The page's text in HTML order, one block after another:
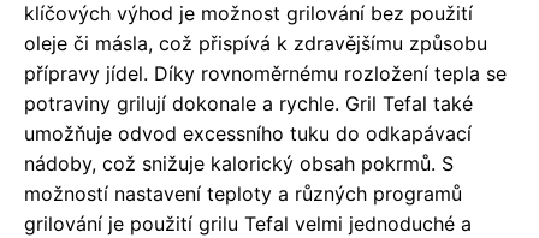
klíčových výhod je možnost grilování bez použití
oleje či másla, což přispívá k zdravějšímu způsobu
přípravy jídel. Díky rovnoměrnému rozložení tepla se
potraviny grilují dokonale a rychle. Gril Tefal také
umožňuje odvod excessního tuku do odkapávací
nádoby, což snižuje kalorický obsah pokrmů. S
možností nastavení teploty a různých programů
grilování je použití grilu Tefal velmi jednoduché a